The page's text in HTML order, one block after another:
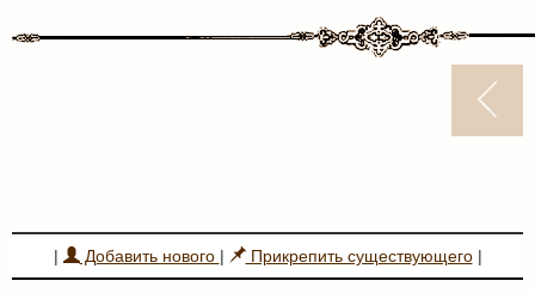
| Добавить нового | Прикрепить существующего|